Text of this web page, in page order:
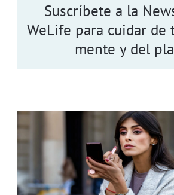
Suscríbete a la
WeLife para cuidar de
mente y del